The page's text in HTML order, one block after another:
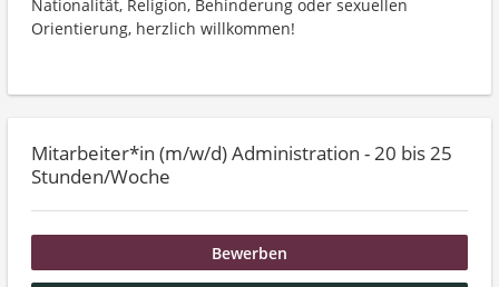
Mitarbeiter*in (m/w/d) Administration - 20 bis 25
Stunden/Woche
Bewerben
Nationalität, Religion, Behinderung oder sexuellen
Orientierung, herzlich willkommen!